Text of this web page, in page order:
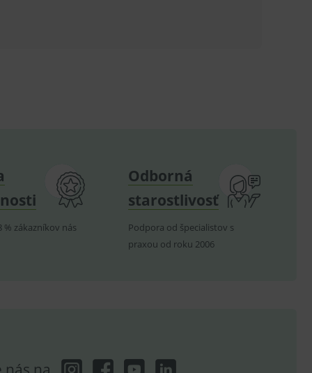
% zákazníkov nás
Odborná
starostlivosť
Podpora od špecialistov s
praxou od roku 2006
zapamatování
analytics.
analytics.
vhodné reklamy.
reklamy.
reklamy.